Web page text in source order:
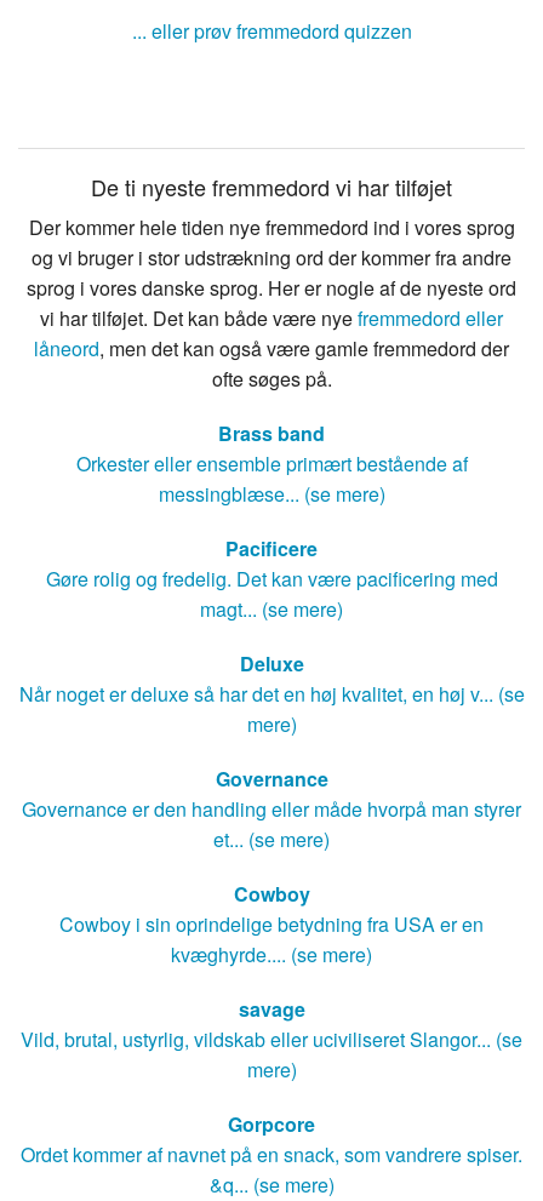
... eller prøv fremmedord quizzen
De ti nyeste fremmedord vi har tilføjet
Der kommer hele tiden nye fremmedord ind i vores sprog
og vi bruger i stor udstrækning ord der kommer fra andre
sprog i vores danske sprog. Her er nogle af de nyeste ord
vi har tilføjet. Det kan både være nyefremmedord eller
låneord, men det kan også være gamle fremmedord der
ofte søges på.
Brass band
Orkester eller ensemble primært bestående af
messingblæse... (se mere)
Pacificere
Gøre rolig og fredelig. Det kan være pacificering med
magt... (se mere)
Deluxe
Når noget er deluxe så har det en høj kvalitet, en høj v... (se
mere)
Governance
Governance er den handling eller måde hvorpå man styrer
et... (se mere)
Cowboy
Cowboy i sin oprindelige betydning fra USA er en
kvæghyrde.... (se mere)
savage
Vild, brutal, ustyrlig, vildskab eller uciviliseret Slangor... (se
mere)
Gorpcore
Ordet kommer af navnet på en snack, som vandrere spiser.
&q... (se mere)